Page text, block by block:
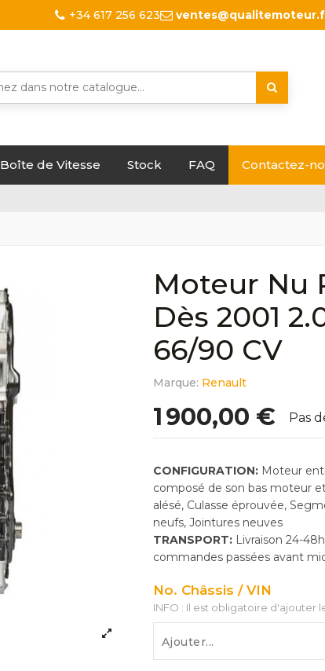
+34 617 256 623
Boîte de Vitesse Stock FAQ Contactez-
Moteur Nu
Dès 2001
66/90 CV
Marque: Renault
1 900,00 € Pas
CONFIGURATION:Moteur
composé de son bas moteur
alésé, Culasse éprouvée,
neufs, Jointures neuves
TRANSPORT: Livraison 24-
commandes passées avant
No. Châssis / VIN
INFO : Il est obligatoire d'ajouter